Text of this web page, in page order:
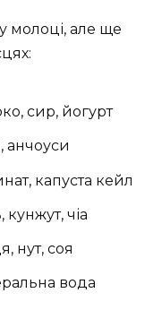
молоці, але ще
сир, йогурт
анчоуси
капуста кейл
кунжут, чіа
нут, соя
вода